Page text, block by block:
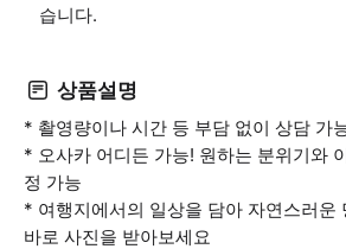
습니다.
상품설명
* 촬영량이나 시간 등 부담 없이 상담 가
* 오사카 어디든 가능! 원하는 분위기와
정 가능
* 여행지에서의 일상을 담아 자연스러운
바로 사진을 받아보세요